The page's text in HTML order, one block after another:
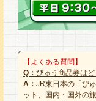
【よくある質問】
Q： びゅう商品券は
A： JR東日本の「び
ット、国内・国外の